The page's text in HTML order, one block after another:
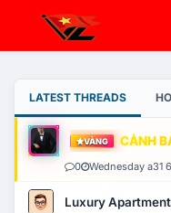
LATEST THREADS
VÀNG CẢNH
0 Wednesday a31
Luxury